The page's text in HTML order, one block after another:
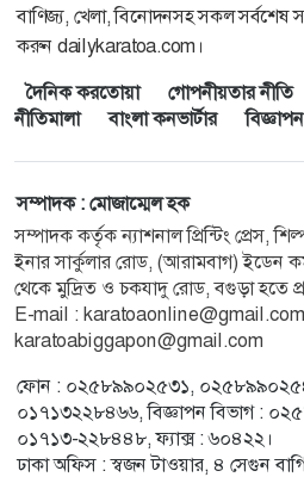
বাণিজ্য, খেলা, বিনোদনসহ সকল সর্বশেষ
করুন dailykaratoa.com।
দৈনিক করতোয়া
গোপনীয়তার নীতি
নীতিমালা
বাংলা কনভার্টার বিজ্ঞাপন
সম্পাদক : মোজাম্মেল হক
সম্পাদক কর্তৃক ন্যাশনাল প্রিন্টিং প্রেস,
ইনার সার্কুলার রোড, (আরামবাগ) ইডেন
থেকে মুদ্রিত ও চকযাদু রোড, বগুড়া হতে
E-mail : karatoaonline@gmail.com,
karatoabiggapon@gmail.com
ফোন : ০২৫৮৯৯০২৫৩১,
০১৭১৩২২৮৪৬৬, বিজ্ঞাপন বিভাগ :
০১৭১৩-২২৮৪৪৮, ফ্যাক্স : ৬০৪২২।
ঢাকা অফিস : স্বজন টাওয়ার, ৪ সেগুন